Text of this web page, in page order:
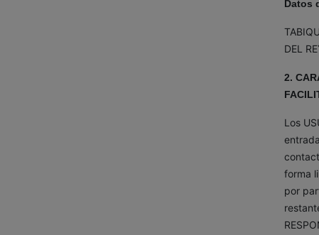
Datos
DEL
2.
Los
forma
por